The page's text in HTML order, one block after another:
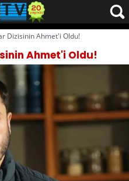
Dizisinin Ahmet'i Oldu!
Ahmet'i Oldu!